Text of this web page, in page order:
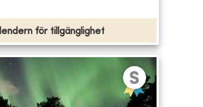
för tillgänglighet